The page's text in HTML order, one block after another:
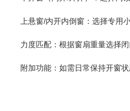
上悬窗/内开内倒窗：选择专用小
力度匹配：根据窗扇重量选择闭
附加功能：如需日常保持开窗状